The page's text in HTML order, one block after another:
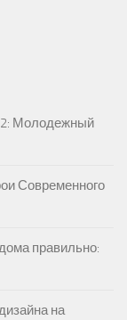
Молодежный
Современного
правильно:
на